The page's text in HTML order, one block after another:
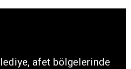
afet bölgelerinde